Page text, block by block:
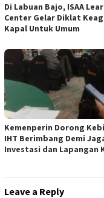
Di Labuan Bajo, ISAA
Center Gelar Diklat
Kapal Untuk Umum
Kemenperin Dorong
IHT Berimbang Demi
Investasi dan Lapangan
Leave a Reply